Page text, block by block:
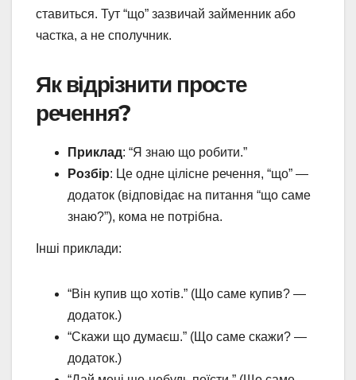
ставиться. Тут “що” зазвичай займенник або
частка, а не сполучник.
Як відрізнити просте
речення?
Приклад: “Я знаю що робити.”
Розбір: Це одне цілісне речення, “що” —
додаток (відповідає на питання “що саме
знаю?”), кома не потрібна.
Інші приклади:
“Він купив що хотів.” (Що саме купив? —
додаток.)
“Скажи що думаєш.” (Що саме скажи? —
додаток.)